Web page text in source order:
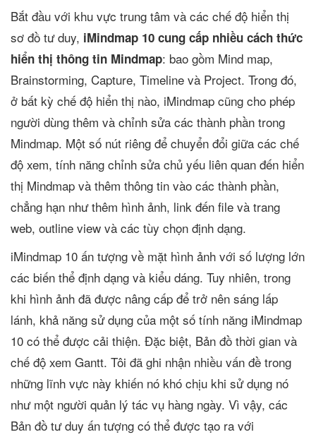
Bắt đầu với khu vực trung tâm và các chế độ hiển thị
sơ đồ tư duy, iMindmap 10 cung cấp nhiều cách thức
hiển thị thông tin Mindmap: bao gồm Mind map,
Brainstorming, Capture, Timeline và Project. Trong đó,
ở bất kỳ chế độ hiển thị nào, iMindmap cũng cho phép
người dùng thêm và chỉnh sửa các thành phần trong
Mindmap. Một số nút riêng để chuyển đổi giữa các chế
độ xem, tính năng chỉnh sửa chủ yếu liên quan đến hiển
thị Mindmap và thêm thông tin vào các thành phần,
chẳng hạn như thêm hình ảnh, link đến file và trang
web, outline view và các tùy chọn định dạng.
iMindmap 10 ấn tượng về mặt hình ảnh với số lượng lớn
các biến thể định dạng và kiểu dáng. Tuy nhiên, trong
khi hình ảnh đã được nâng cấp để trở nên sáng lấp
lánh, khả năng sử dụng của một số tính năng iMindmap
10 có thể được cải thiện. Đặc biệt, Bản đồ thời gian và
chế độ xem Gantt. Tôi đã ghi nhận nhiều vấn đề trong
những lĩnh vực này khiến nó khó chịu khi sử dụng nó
như một người quản lý tác vụ hàng ngày. Vì vậy, các
Bản đồ tư duy ấn tượng có thể được tạo ra với